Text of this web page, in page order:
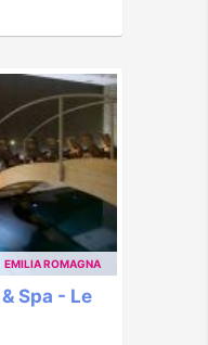
EMILIA ROMAGNA
Spa - Le